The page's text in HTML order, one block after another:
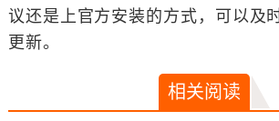
议还是上官方安装的方式，可以及
更新。
相关阅读